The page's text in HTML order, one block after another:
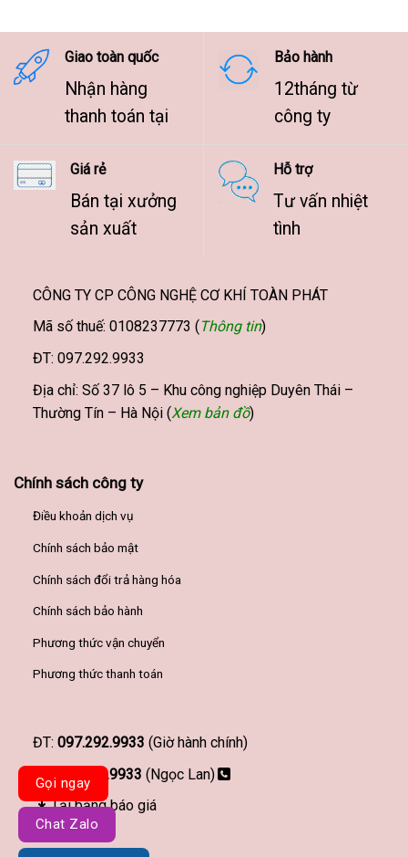
9.500.000 ₫
Giao toàn quốc
Nhận hàng
thanh toán tại
Bảo hành
12tháng từ
công ty
Giá rẻ
Bán tại xưởng
sản xuất
Hỗ trợ
Tư vấn nhiệt
tình
CÔNG TY CP CÔNG NGHỆ CƠ KHÍ TOÀN PHÁT
Mã số thuế: 0108237773 ( Thông tin)
ĐT: 097.292.9933
Địa chỉ: Số 37 lô 5 – Khu công nghiệp Duyên Thái –
Thường Tín – Hà Nội (Xem bản đồ)
Chính sách công ty
Điều khoản dịch vụ
Chính sách bảo mật
Chính sách đổi trả hàng hóa
Chính sách bảo hành
Phương thức vận chuyển
Phương thức thanh toán
ĐT: 097.292.9933 (Giờ hành chính)
097.292.9933 (Ngọc Lan)
Tải bảng báo giá
Gọi ngay
Chat Zalo